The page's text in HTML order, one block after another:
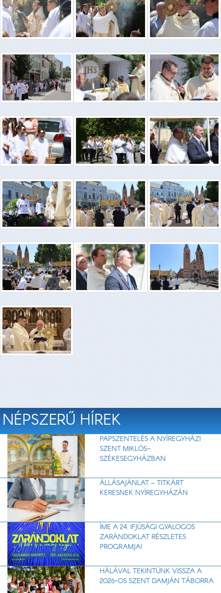
NÉPSZERŰ HÍREK
PAPSZENTELÉS A NYÍREGYHÁZI
SZENT MIKLÓS-
SZÉKESEGYHÁZBAN
ÁLLÁSAJÁNLAT – TITKÁRT
KERESNEK NYÍREGYHÁZÁN
ÍME A 24. IFJÚSÁGI GYALOGOS
ZARÁNDOKLAT RÉSZLETES
PROGRAMJA!
HÁLÁVAL TEKINTÜNK VISSZA A
2026-OS SZENT DAMJÁN TÁBORRA